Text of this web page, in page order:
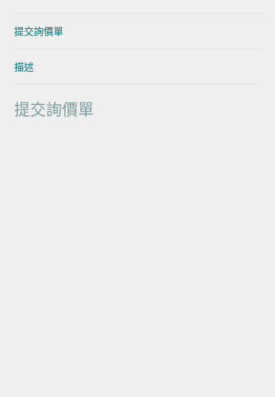
提交詢價單
描述
提交詢價單